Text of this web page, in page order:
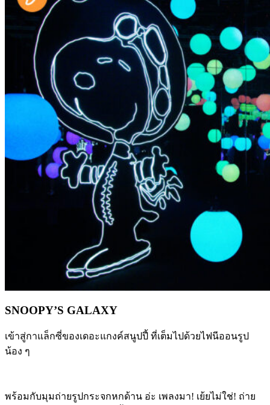
SNOOPY’S GALAXY
เข้าสู่กาแล็กซี่ของเดอะแกงค์สนูปปี้ ที่เต็มไปด้วยไฟนีออนรูป
น้อง ๆ
พร้อมกับมุมถ่ายรูปกระจกหกด้าน อ่ะ เพลงมา! เย้ยไม่ใช่! ถ่าย